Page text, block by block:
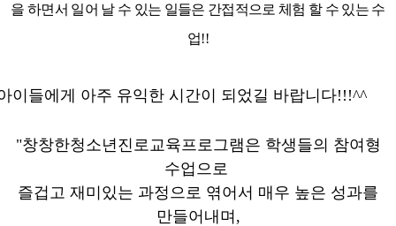
을 하면서 일어 날 수 있는 일들은 간접적으로 체험 할 수 있는 수
업!!
이들에게 아주 유익한 시간이 되었길 바랍니다!!!^^
"창창한청소년진로교육프로그램은 학생들의 참여형
수업으로
즐겁고 재미있는 과정으로 엮어서 매우 높은 성과를
만들어내며,